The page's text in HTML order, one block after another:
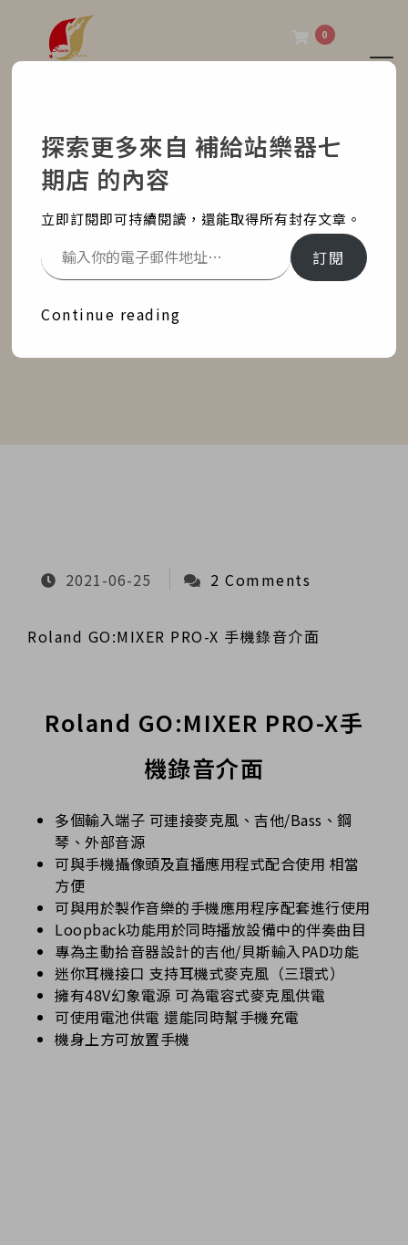
0
Roland GO:MIXER
PRO-X 手機錄音介面
最新消息
Roland GO:MIXER PRO-X 手機錄音介面
2021-06-25 2 Comments
Roland GO:MIXER PRO-X 手機錄音介面
Roland GO:MIXER PRO-X手
機錄音介面
多個輸入端子 可連接麥克風、吉他/Bass、鋼
琴、外部音源
可與手機攝像頭及直播應用程式配合使用 相當
方便
可與用於製作音樂的手機應用程序配套進行使用
Loopback功能用於同時播放設備中的伴奏曲目
專為主動拾音器設計的吉他/貝斯輸入PAD功能
迷你耳機接口 支持耳機式麥克風（三環式）
擁有48V幻象電源 可為電容式麥克風供電
可使用電池供電 還能同時幫手機充電
機身上方可放置手機
探索更多來自 補給站樂器七
期店 的內容
立即訂閱即可持續閱讀，還能取得所有封存文章。
訂閱
Continue reading